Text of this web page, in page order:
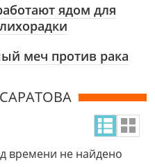
ядом для
меч против рака
времени не найдено